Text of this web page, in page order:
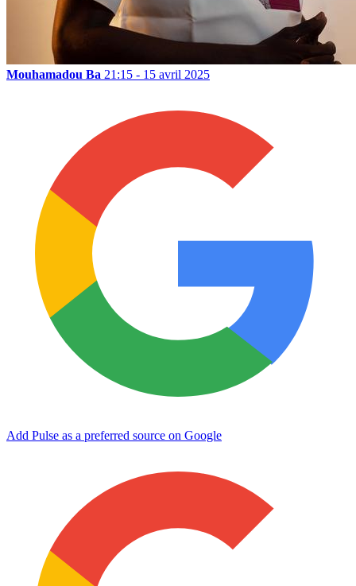
Mouhamadou Ba 21:15 - 15 avril 2025
Add Pulse as a preferred source on Google